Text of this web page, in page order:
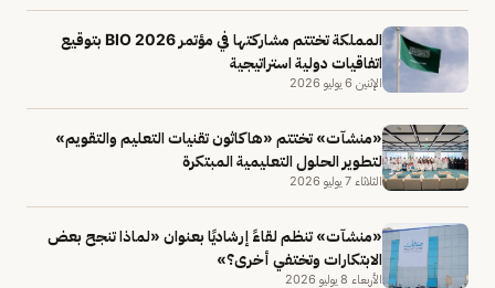
المملكة تختتم مشاركتها في مؤتمر BIO 2026 بتوقيع
اتفاقيات دولية استراتيجية
الإثنين 6 يوليو 2026
«منشآت» تختتم «هاكاثون تقنيات التعليم والتقويم»
لتطوير الحلول التعليمية المبتكرة
الثلاثاء 7 يوليو 2026
«منشآت» تنظم لقاءً إرشاديًا بعنوان «لماذا تنجح بعض
الابتكارات وتختفي أخرى؟»
الأربعاء 8 يوليو 2026